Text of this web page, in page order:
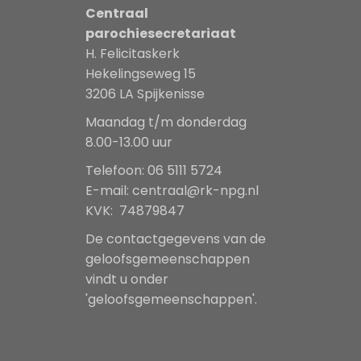
Centraal
parochiesecretariaat
H. Felicitaskerk
Hekelingseweg 15
3206 LA Spijkenisse
Maandag t/m donderdag
8.00-13.00 uur
Telefoon: 06 5111 5724
E-mail: centraal@rk-npg.nl
KVK: 74879847
De contactgegevens van de
geloofsgemeenschappen
vindt u onder
'geloofsgemeenschappen'.